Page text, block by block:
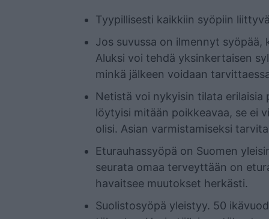
Tyypillisesti kaikkiin syöpiin
Jos suvussa on ilmennyt
Aluksi voi tehdä yksinkertaisen
minkä jälkeen voidaan
Netistä voi nykyisin tilata erilaisia
löytyisi mitään poikkeavaa, se ei
olisi. Asian varmistamiseksi
Eturauhassyöpä on Suomen
seurata omaa terveyttään on
havaitsee muutokset herkästi.
Suolistosyöpä yleistyy. 50